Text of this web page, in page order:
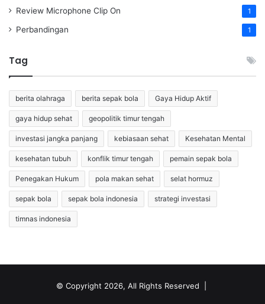
Review Microphone Clip On 1
Perbandingan 1
Tag
berita olahraga berita sepak bola Gaya Hidup Aktif
gaya hidup sehat geopolitik timur tengah
investasi jangka panjang kebiasaan sehat Kesehatan Mental
kesehatan tubuh konflik timur tengah pemain sepak bola
Penegakan Hukum pola makan sehat selat hormuz
sepak bola sepak bola indonesia strategi investasi
timnas indonesia
© Copyright 2026, All Rights Reserved |